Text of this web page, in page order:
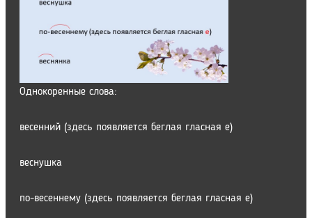
Однокоренные слова:
весенний (здесь появляется беглая гласная е)
веснушка
по-весеннему (здесь появляется беглая гласная е)